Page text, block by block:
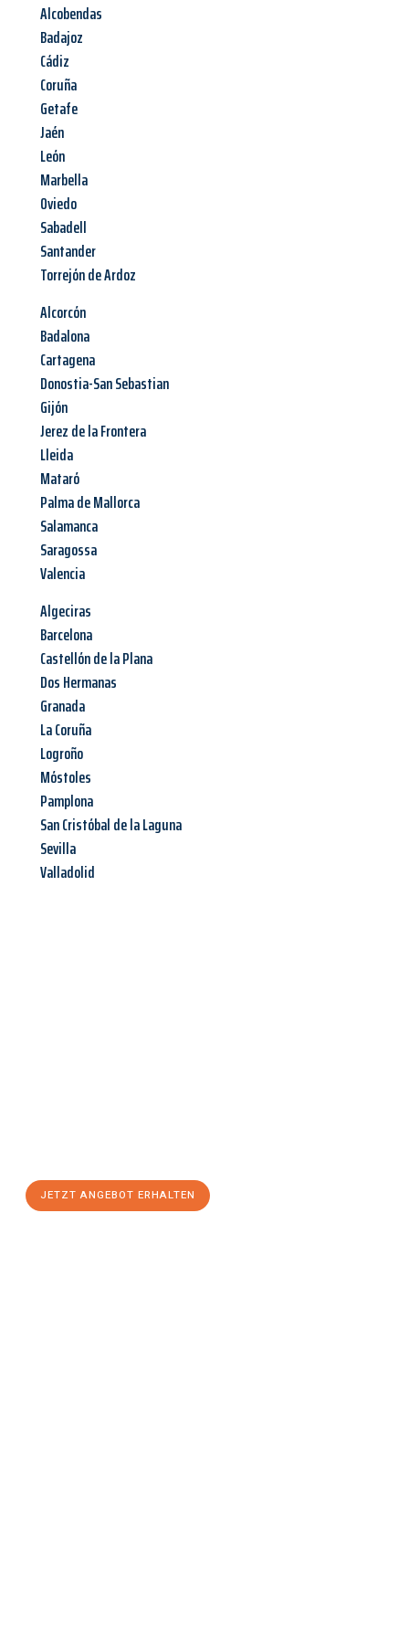
Alcobendas
Badajoz
Cádiz
Coruña
Getafe
Jaén
León
Marbella
Oviedo
Sabadell
Santander
Torrejón de Ardoz
Alcorcón
Badalona
Cartagena
Donostia-San Sebastian
Gijón
Jerez de la Frontera
Lleida
Mataró
Palma de Mallorca
Salamanca
Saragossa
Valencia
Algeciras
Barcelona
Castellón de la Plana
Dos Hermanas
Granada
La Coruña
Logroño
Móstoles
Pamplona
San Cristóbal de la Laguna
Sevilla
Valladolid
JETZT ANGEBOT ERHALTEN